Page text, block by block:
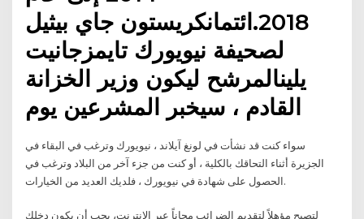
2018.ائتمانكريستون جاي بيثيل
لصحيفة نيويورك تايمزجانيت
يلينالمرشح ليكون وزير الخزانة
القادم ، سيخبر المشرعين يوم
سواء كنت قد نشأت في لونغ آيلاند ، نيويورك وترغب في البقاء في
الجزيرة أثناء التحاقك بالكلية ، أو كنت من جزء آخر من البلاد وترغب في
الحصول على شهادة في نيويورك ، فلديك العديد من الخيارات.
لتصبح مؤهلاً لتقديم الضرائب مجاناً عبر الإنترنت، يجب أن يكون دخلك